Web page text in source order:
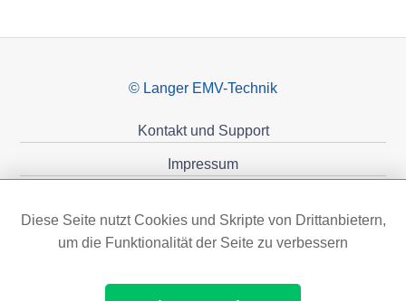
© Langer EMV-Technik
Kontakt und Support
Impressum
Diese Seite nutzt Cookies und Skripte von Drittanbietern,
um die Funktionalität der Seite zu verbessern